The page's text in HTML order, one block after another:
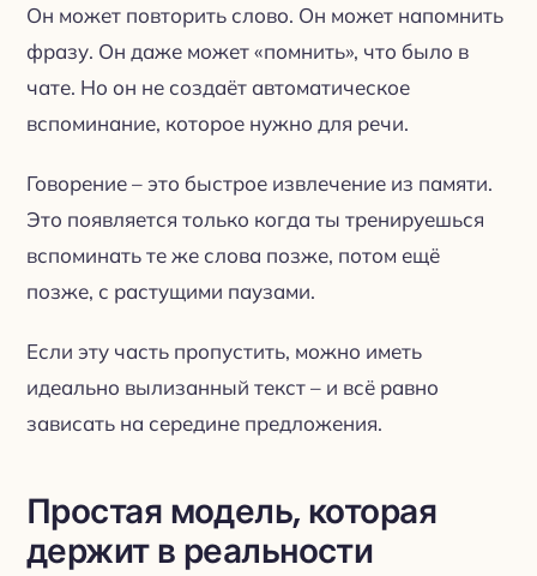
Он может повторить слово. Он может напомнить
фразу. Он даже может «помнить», что было в
чате. Но он не создаёт автоматическое
вспоминание, которое нужно для речи.
Говорение – это быстрое извлечение из памяти.
Это появляется только когда ты тренируешься
вспоминать те же слова позже, потом ещё
позже, с растущими паузами.
Если эту часть пропустить, можно иметь
идеально вылизанный текст – и всё равно
зависать на середине предложения.
Простая модель, которая
держит в реальности